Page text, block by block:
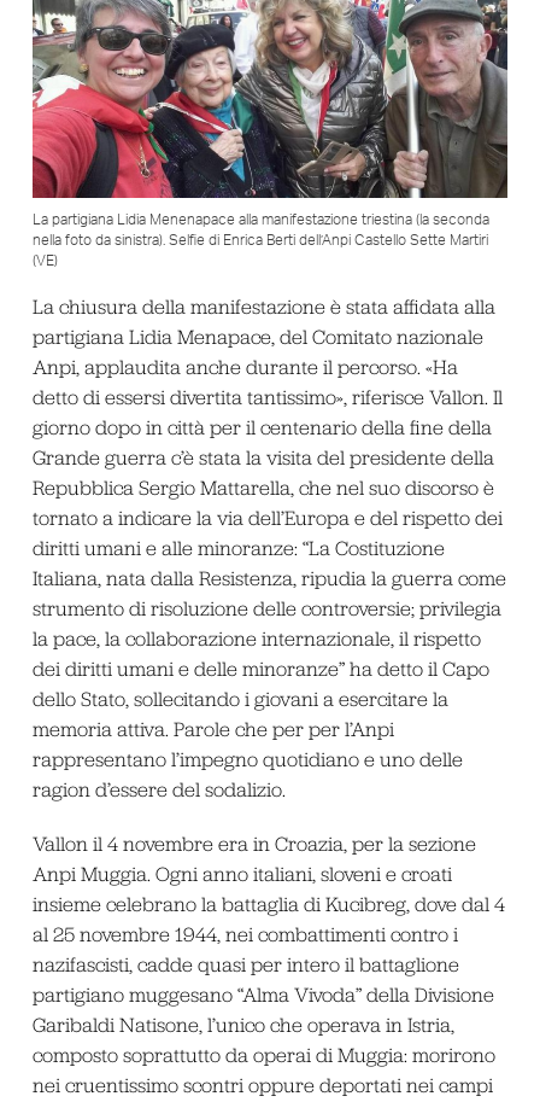
La partigiana Lidia Menenapace alla manifestazione triestina (la seconda
nella foto da sinistra). Selfie di Enrica Berti dell’Anpi Castello Sette Martiri
(VE)
La chiusura della manifestazione è stata affidata alla
partigiana Lidia Menapace, del Comitato nazionale
Anpi, applaudita anche durante il percorso. «Ha
detto di essersi divertita tantissimo», riferisce Vallon. Il
giorno dopo in città per il centenario della fine della
Grande guerra c’è stata la visita del presidente della
Repubblica Sergio Mattarella, che nel suo discorso è
tornato a indicare la via dell’Europa e del rispetto dei
diritti umani e alle minoranze: “La Costituzione
Italiana, nata dalla Resistenza, ripudia la guerra come
strumento di risoluzione delle controversie; privilegia
la pace, la collaborazione internazionale, il rispetto
dei diritti umani e delle minoranze” ha detto il Capo
dello Stato, sollecitando i giovani a esercitare la
memoria attiva. Parole che per per l’Anpi
rappresentano l’impegno quotidiano e uno delle
ragion d’essere del sodalizio.
Vallon il 4 novembre era in Croazia, per la sezione
Anpi Muggia. Ogni anno italiani, sloveni e croati
insieme celebrano la battaglia di Kucibreg, dove dal 4
al 25 novembre 1944, nei combattimenti contro i
nazifascisti, cadde quasi per intero il battaglione
partigiano muggesano “Alma Vivoda” della Divisione
Garibaldi Natisone, l’unico che operava in Istria,
composto soprattutto da operai di Muggia: morirono
nei cruentissimo scontri oppure deportati nei campi